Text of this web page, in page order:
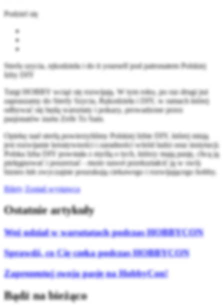
Podziel się
Strefa szycia, rękodzieła i do it yourself pod patronatem Polskiej
Izby DIY
Targi HOBBY wciąż się rozwijają. W tym roku, po raz drugi już
zapraszamy do Strefy Szycia, Rękodzieła i DIY, w ramach której
odbywać się będą warsztaty i pokazy, prowadzone przez
pasjonatów nurtu Zrób To Sam.
Opiekę nad strefą powierzyliśmy Polskiej Izbie DIY, której misją
jest rozwijanie kreatywności i zaradności wśród ludzi oraz instytucji.
Polska Izba DIY powstała z myślą o tych, którzy mają pasję, chcą ją
pielęgnować i poszerzać - może nawet przekształcić ją w swój
biznes lub zwyczajnie poszukują ciekawego i rozwijającego hobby.
Bilety Zostań wystawcą
Ostatnie artykuły
Weź udział w warsztatach podczas HOBBYCON
Sprawdź, co Cię czeka podczas HOBBYCON
Zaprezentuj swoją pasję na HobbyCon!
Bądź na bieżąco